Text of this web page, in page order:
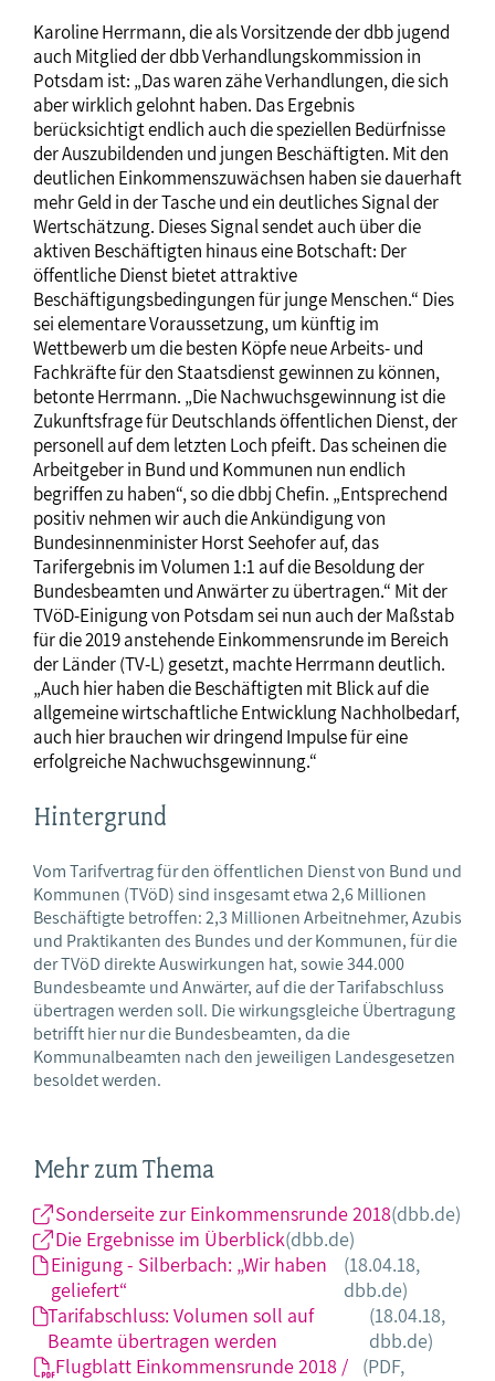
Karoline Herrmann, die als Vorsitzende der dbb jugend
auch Mitglied der dbb Verhandlungskommission in
Potsdam ist: „Das waren zähe Verhandlungen, die sich
aber wirklich gelohnt haben. Das Ergebnis
berücksichtigt endlich auch die speziellen Bedürfnisse
der Auszubildenden und jungen Beschäftigten. Mit den
deutlichen Einkommenszuwächsen haben sie dauerhaft
mehr Geld in der Tasche und ein deutliches Signal der
Wertschätzung. Dieses Signal sendet auch über die
aktiven Beschäftigten hinaus eine Botschaft: Der
öffentliche Dienst bietet attraktive
Beschäftigungsbedingungen für junge Menschen.“ Dies
sei elementare Voraussetzung, um künftig im
Wettbewerb um die besten Köpfe neue Arbeits- und
Fachkräfte für den Staatsdienst gewinnen zu können,
betonte Herrmann. „Die Nachwuchsgewinnung ist die
Zukunftsfrage für Deutschlands öffentlichen Dienst, der
personell auf dem letzten Loch pfeift. Das scheinen die
Arbeitgeber in Bund und Kommunen nun endlich
begriffen zu haben“, so die dbbj Chefin. „Entsprechend
positiv nehmen wir auch die Ankündigung von
Bundesinnenminister Horst Seehofer auf, das
Tarifergebnis im Volumen 1:1 auf die Besoldung der
Bundesbeamten und Anwärter zu übertragen.“ Mit der
TVöD-Einigung von Potsdam sei nun auch der Maßstab
für die 2019 anstehende Einkommensrunde im Bereich
der Länder (TV-L) gesetzt, machte Herrmann deutlich.
„Auch hier haben die Beschäftigten mit Blick auf die
allgemeine wirtschaftliche Entwicklung Nachholbedarf,
auch hier brauchen wir dringend Impulse für eine
erfolgreiche Nachwuchsgewinnung.“
Hintergrund
Vom Tarifvertrag für den öffentlichen Dienst von Bund und
Kommunen (TVöD) sind insgesamt etwa 2,6 Millionen
Beschäftigte betroffen: 2,3 Millionen Arbeitnehmer, Azubis
und Praktikanten des Bundes und der Kommunen, für die
der TVöD direkte Auswirkungen hat, sowie 344.000
Bundesbeamte und Anwärter, auf die der Tarifabschluss
übertragen werden soll. Die wirkungsgleiche Übertragung
betrifft hier nur die Bundesbeamten, da die
Kommunalbeamten nach den jeweiligen Landesgesetzen
besoldet werden.
Mehr zum Thema
Sonderseite zur Einkommensrunde 2018(dbb.de)
Die Ergebnisse im Überblick(dbb.de)
Einigung - Silberbach: „Wir haben
geliefert“
(18.04.18,
dbb.de)
Tarifabschluss: Volumen soll auf
Beamte übertragen werden
(18.04.18,
dbb.de)
Flugblatt Einkommensrunde 2018 /
(PDF,